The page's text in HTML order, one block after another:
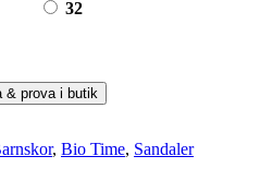
32
& prova i butik
, Bio Time, Sandaler